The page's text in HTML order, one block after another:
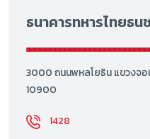
ธนาคารทหารไทยธ
3000 ถนนพหลโยธิน แขวงจอ
10900
1428